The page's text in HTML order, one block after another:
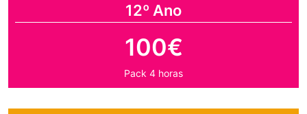
12º Ano
100€
Pack 4 horas